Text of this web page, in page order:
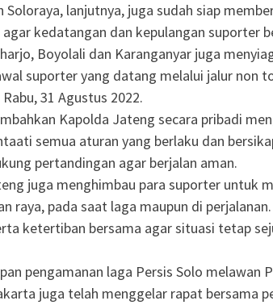
Soloraya, lanjutnya, juga sudah siap
kedatangan dan kepulangan suporter
Boyolali dan Karanganyar juga
suporter yang datang melalui jalur non
31 Agustus 2022.
Kapolda Jateng secara pribadi
semua aturan yang berlaku dan
pertandingan agar berjalan aman.
juga menghimbau para suporter untuk
raya, pada saat laga maupun di
ketertiban bersama agar situasi tetap
pengamanan laga Persis Solo melawan
juga telah menggelar rapat bersama